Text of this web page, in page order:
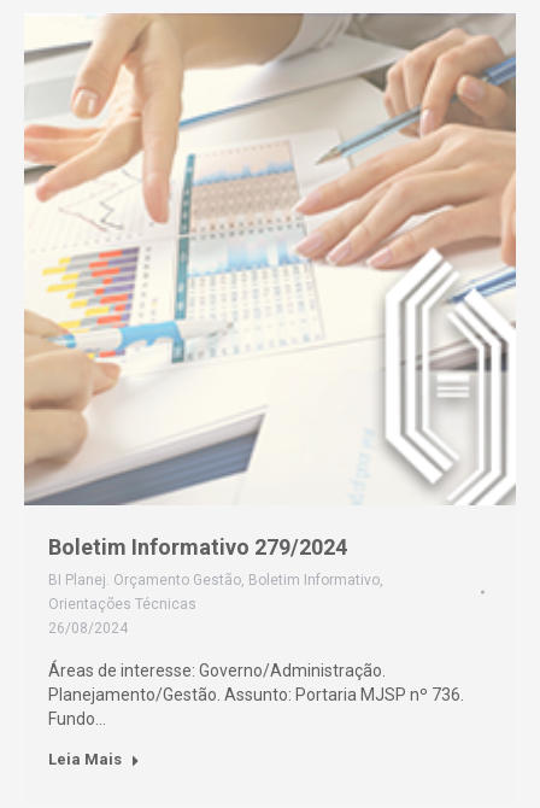
Boletim Informativo 279/2024
BI Planej. Orçamento Gestão, Boletim Informativo,
Orientações Técnicas
26/08/2024
Áreas de interesse: Governo/Administração.
Planejamento/Gestão. Assunto: Portaria MJSP nº 736.
Fundo…
Leia Mais